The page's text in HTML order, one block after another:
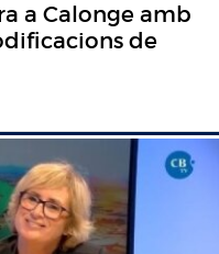
a Calonge amb
de